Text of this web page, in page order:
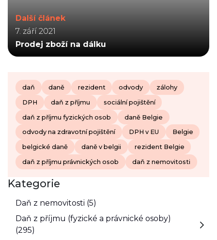
Další článek
7. září 2021
Prodej zboží na dálku
daň daně rezident odvody zálohy
DPH daň z příjmu sociální pojištění
daň z příjmu fyzických osob daně Belgie
odvody na zdravotní pojištění DPH v EU Belgie
belgické daně daně v belgii rezident Belgie
daň z příjmu právnických osob daň z nemovitosti
Kategorie
Daň z nemovitosti (5)
Daň z příjmu (fyzické a právnické osoby)
(295)